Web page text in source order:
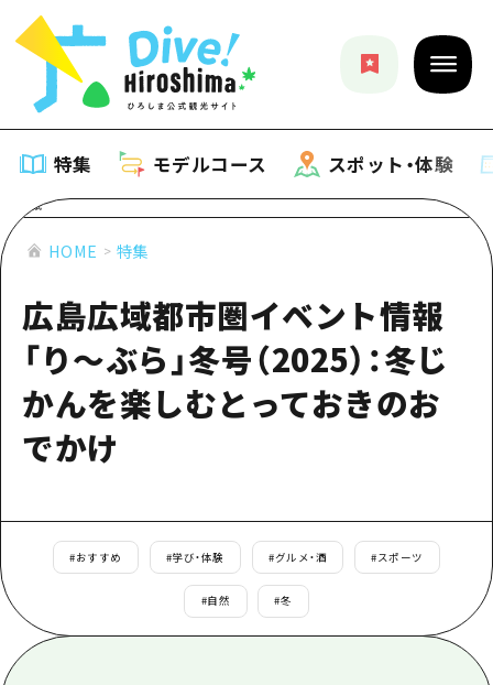
特集 モデルコース スポット・体験
特集
特集一覧
おすすめ
アート
サイクリング
ショッピング
スポーツ
モデルコース
モデルコース一覧
Dive! Hiroshima 公式ガイド
広島市周辺
安芸
備後
スポット・体験
安芸
備後
備北
お役立ち情報
お役立ち情報一覧
HOME
HOME 特集
広島広域都市圏イベント情報
「り～ぶら」冬号（2025）：冬じ
かんを楽しむとっておきのお
でかけ
#おすすめ #学び・体験 #グルメ・酒 #スポーツ
#自然 #冬